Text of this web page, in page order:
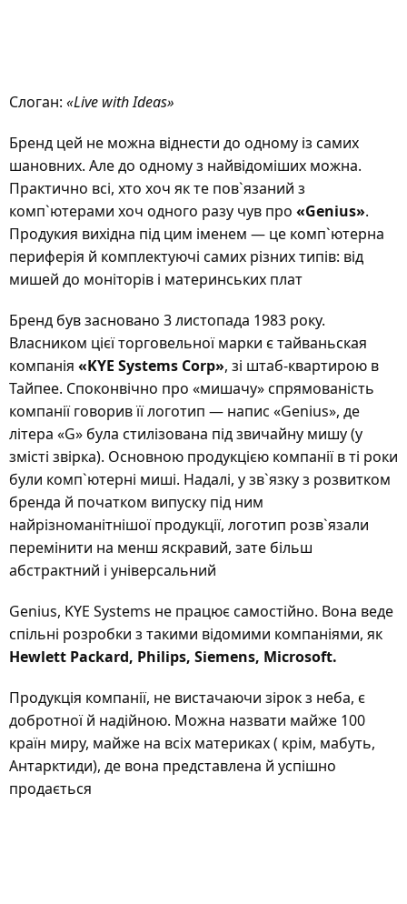
Слоган: «Live with Ideas»
Бренд цей не можна віднести до одному із самих
шановних. Але до одному з найвідоміших можна.
Практично всі, хто хоч як те пов`язаний з
комп`ютерами хоч одного разу чув про «Genius».
Продукия вихідна під цим іменем — це комп`ютерна
периферія й комплектуючі самих різних типів: від
мишей до моніторів і материнських плат
Бренд був засновано 3 листопада 1983 року.
Власником цієї торговельної марки є тайваньская
компанія «KYE Systems Corp», зі штаб-квартирою в
Тайпее. Споконвічно про «мишачу» спрямованість
компанії говорив її логотип — напис «Genius», де
літера «G» була стилізована під звичайну мишу (у
змісті звірка). Основною продукцією компанії в ті роки
були комп`ютерні миші. Надалі, у зв`язку з розвитком
бренда й початком випуску під ним
найрізноманітнішої продукції, логотип розв`язали
перемінити на менш яскравий, зате більш
абстрактний і універсальний
Genius, KYE Systems не працює самостійно. Вона веде
спільні розробки з такими відомими компаніями, як
Hewlett Packard, Philips, Siemens, Microsoft.
Продукція компанії, не вистачаючи зірок з неба, є
добротної й надійною. Можна назвати майже 100
країн миру, майже на всіх материках ( крім, мабуть,
Антарктиди), де вона представлена й успішно
продається